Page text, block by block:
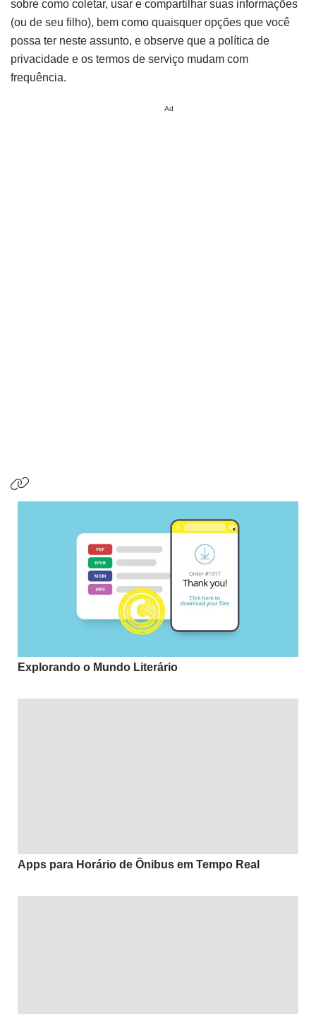
sobre como coletar, usar e compartilhar suas informações
(ou de seu filho), bem como quaisquer opções que você
possa ter neste assunto, e observe que a política de
privacidade e os termos de serviço mudam com
frequência.
Ad
Explorando o Mundo Literário
Apps para Horário de Ônibus em Tempo Real